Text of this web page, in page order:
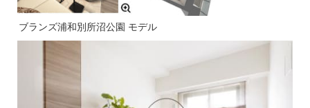
ブランズ浦和別所沼公園 モデル